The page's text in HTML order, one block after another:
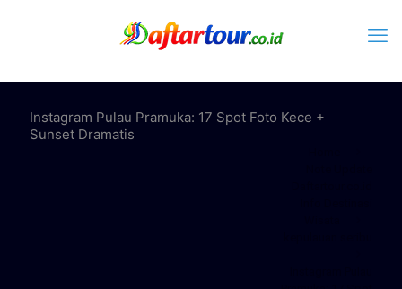
Instagram Pulau Pramuka: 17 Spot Foto Kece +
Sunset Dramatis